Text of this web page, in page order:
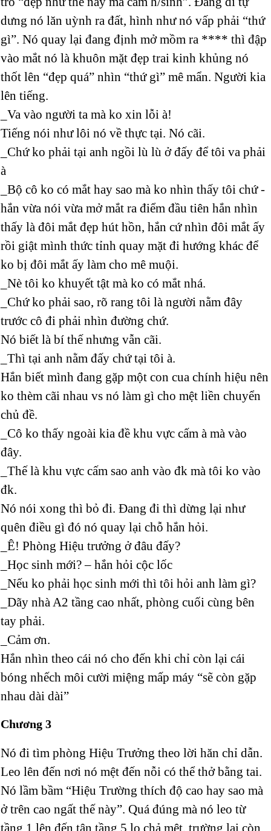
dưng nó lăn uỳnh ra đất, hình như nó vấp phải “thứ
gì”. Nó quay lại đang định mở mồm ra **** thì đập
vào mắt nó là khuôn mặt đẹp trai kinh khủng nó
thốt lên “đẹp quá” nhìn “thứ gì” mê mẩn. Người kia
lên tiếng.
_Va vào người ta mà ko xin lỗi à!
Tiếng nói như lôi nó về thực tại. Nó cãi.
_Chứ ko phải tại anh ngồi lù lù ở đấy để tôi va phải
à
_Bộ cô ko có mắt hay sao mà ko nhìn thấy tôi chứ -
hắn vừa nói vừa mở mắt ra điểm đầu tiên hắn nhìn
thấy là đôi mắt đẹp hút hồn, hắn cứ nhìn đôi mắt ấy
rồi giật mình thức tỉnh quay mặt đi hướng khác để
ko bị đôi mắt ấy làm cho mê muội.
_Nè tôi ko khuyết tật mà ko có mắt nhá.
_Chứ ko phải sao, rõ rang tôi là người nằm đây
trước cô đi phải nhìn đường chứ.
Nó biết là bí thế nhưng vẫn cãi.
_Thì tại anh nằm đấy chứ tại tôi à.
Hắn biết mình đang gặp một con cua chính hiệu nên
ko thèm cãi nhau vs nó làm gì cho mệt liền chuyển
chủ đề.
_Cô ko thấy ngoài kia đề khu vực cấm à mà vào
đây.
_Thế là khu vực cấm sao anh vào đk mà tôi ko vào
đk.
Nó nói xong thì bỏ đi. Đang đi thì dừng lại như
quên điều gì đó nó quay lại chỗ hắn hỏi.
_Ê! Phòng Hiệu trưởng ở đâu đấy?
_Học sinh mới? – hắn hỏi cộc lốc
_Nếu ko phải học sinh mới thì tôi hỏi anh làm gì?
_Dãy nhà A2 tầng cao nhất, phòng cuối cùng bên
tay phải.
_Cảm ơn.
Hắn nhìn theo cái nó cho đến khi chỉ còn lại cái
bóng nhếch môi cười miệng mấp máy “sẽ còn gặp
nhau dài dài”
Chương 3
Nó đi tìm phòng Hiệu Trưởng theo lời hăn chỉ dẫn.
Leo lên đến nơi nó mệt đến nỗi có thể thở bằng tai.
Nó lầm bầm “Hiệu Trường thích độ cao hay sao mà
ở trên cao ngất thế này”. Quá đúng mà nó leo từ
tầng 1 lên đến tận tầng 5 lo chả mệt, trường lại còn